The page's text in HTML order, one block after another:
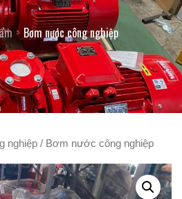
Bơm nước công nghiệp
nghiệp / Bơm nước công nghiệp